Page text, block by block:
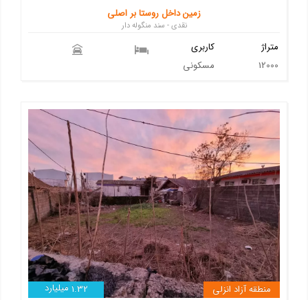
زمین داخل روستا بر اصلی
نقدی - سند منگوله دار
کاربری
مسکونی
متراژ
12000
1.32 میلیارد
منطقه آزاد انزلی